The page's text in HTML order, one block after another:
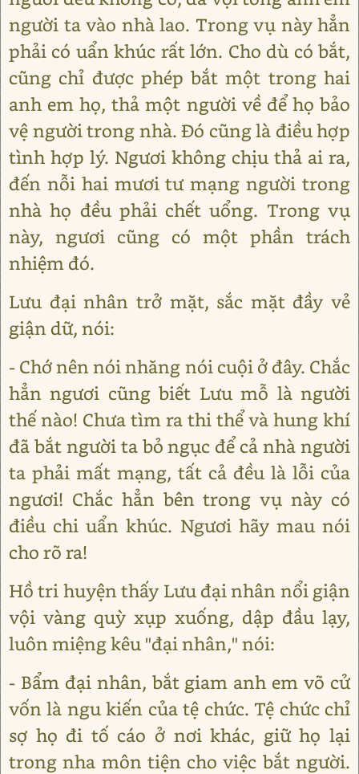
người ta vào nhà lao. Trong vụ này hẳn
phải có uẩn khúc rất lớn. Cho dù có bắt,
cũng chỉ được phép bắt một trong hai
anh em họ, thả một người về để họ bảo
vệ người trong nhà. Đó cũng là điều hợp
tình hợp lý. Ngươi không chịu thả ai ra,
đến nỗi hai mươi tư mạng người trong
nhà họ đều phải chết uổng. Trong vụ
này, ngươi cũng có một phần trách
nhiệm đó.
Lưu đại nhân trở mặt, sắc mặt đầy vẻ
giận dữ, nói:
- Chớ nên nói nhăng nói cuội ở đây. Chắc
hẳn ngươi cũng biết Lưu mỗ là người
thế nào! Chưa tìm ra thi thể và hung khí
đã bắt người ta bỏ ngục để cả nhà người
ta phải mất mạng, tất cả đều là lỗi của
ngươi! Chắc hẳn bên trong vụ này có
điều chi uẩn khúc. Ngươi hãy mau nói
cho rõ ra!
Hồ tri huyện thấy Lưu đại nhân nổi giận
vội vàng quỳ xụp xuống, dập đầu lạy,
luôn miệng kêu "đại nhân," nói:
- Bẩm đại nhân, bắt giam anh em võ cử
vốn là ngu kiến của tệ chức. Tệ chức chỉ
sợ họ đi tố cáo ở nơi khác, giữ họ lại
trong nha môn tiện cho việc bắt người.